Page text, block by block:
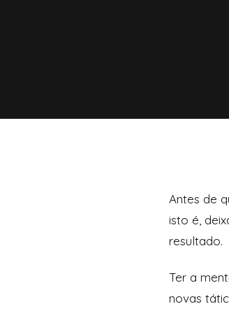
Antes de
isto é,
resultado.
Ter a
novas